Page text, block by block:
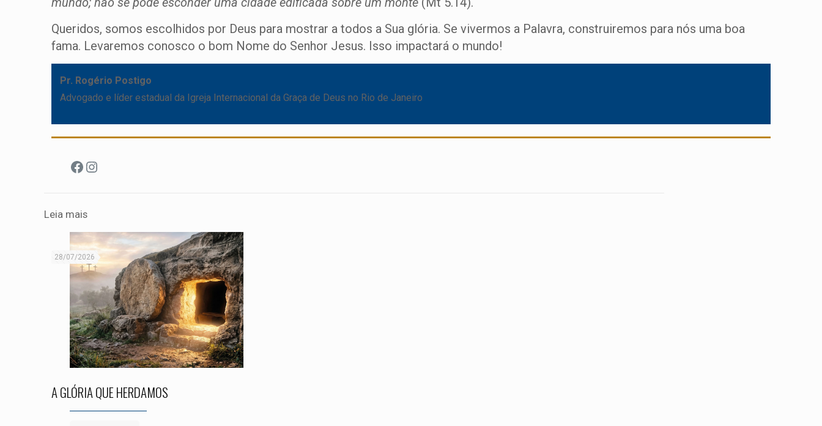
Queridos, somos escolhidos por Deus para mostrar a todos a Sua glória. Se vivermos a Palavra, construiremos para nós uma boa
fama. Levaremos conosco o bom Nome do Senhor Jesus. Isso impactará o mundo!
Pr. Rogério Postigo
Advogado e líder estadual da Igreja Internacional da Graça de Deus no Rio de Janeiro
Facebook
Instagram
Leia mais
28/07/2026
A GLÓRIA QUE HERDAMOS